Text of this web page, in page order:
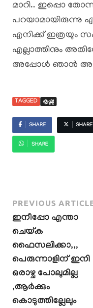
മാറി.. ഇപ്പൊ
പറയാമായിരുന്നു
എനിക്ക് ഇത്രയും
എല്ലാത്തിനും
അപ്പോൾ ഞാൻ
TAGGED കൃഷ്ണ
SHARE SHARE
SHARE
PREVIOUS
ഇനീപ്പോ എന്താ
ചെയ്ക
ഫൈസലിക്കാ,,,
പെരുന്നാളിന് ഇനി
ഒരാഴ്ച പോലുമില്ല
,ആർക്കും
കൊടുത്തില്ലേലും